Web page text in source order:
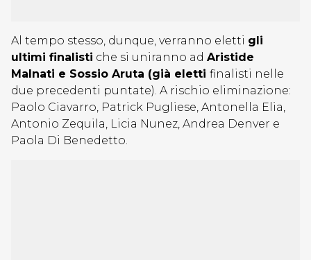
Al tempo stesso, dunque, verranno eletti gli
ultimi finalisti che si uniranno ad Aristide
Malnati e Sossio Aruta (già eletti finalisti nelle
due precedenti puntate). A rischio eliminazione:
Paolo Ciavarro, Patrick Pugliese, Antonella Elia,
Antonio Zequila, Licia Nunez, Andrea Denver e
Paola Di Benedetto.